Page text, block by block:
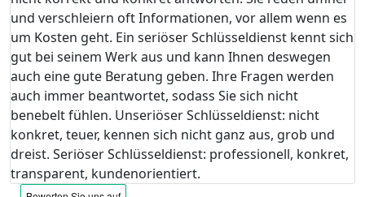
und verschleiern oft Informationen, vor allem wenn es
um Kosten geht. Ein seriöser Schlüsseldienst kennt sich
gut bei seinem Werk aus und kann Ihnen deswegen
auch eine gute Beratung geben. Ihre Fragen werden
auch immer beantwortet, sodass Sie sich nicht
benebelt fühlen. Unseriöser Schlüsseldienst: nicht
konkret, teuer, kennen sich nicht ganz aus, grob und
dreist. Seriöser Schlüsseldienst: professionell, konkret,
transparent, kundenorientiert.